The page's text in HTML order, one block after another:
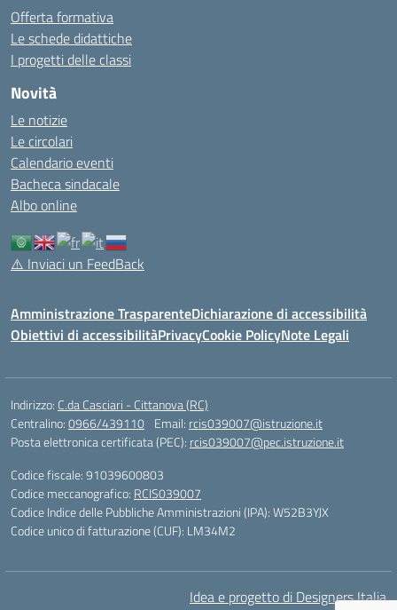
Offerta formativa
Le schede didattiche
I progetti delle classi
Novità
Le notizie
Le circolari
Calendario eventi
Bacheca sindacale
Albo online
⚠️ Inviaci un FeedBack
Amministrazione TrasparenteDichiarazione di accessibilità
Obiettivi di accessibilitàPrivacyCookie PolicyNote Legali
Indirizzo: C.da Casciari - Cittanova (RC)
Centralino:0966/439110 Email: rcis039007@istruzione.it
Posta elettronica certificata (PEC): rcis039007@pec.istruzione.it
Codice fiscale: 91039600803
Codice meccanografico: RCIS039007
Codice Indice delle Pubbliche Amministrazioni (IPA): W52B3YJX
Codice unico di fatturazione (CUF): LM34M2
Idea e progetto di Designers Italia